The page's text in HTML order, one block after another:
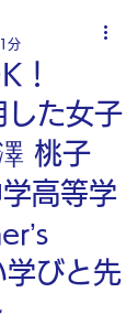
！
た女子
桃子
高等学
学びと先
分